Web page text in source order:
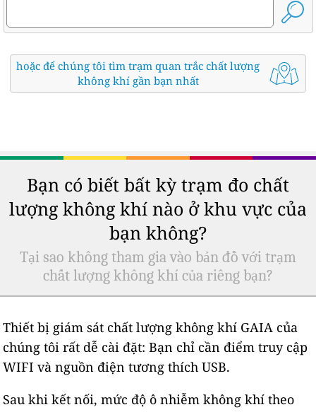
hoặc để chúng tôi tìm trạm quan trắc chất lượng
không khí gần bạn nhất
Bạn có biết bất kỳ trạm đo chất
lượng không khí nào ở khu vực của
bạn không?
Tại sao không tham gia vào bản đồ với trạm
chất lượng không khí của riêng bạn?
Thiết bị giám sát chất lượng không khí GAIA của
chúng tôi rất dễ cài đặt: Bạn chỉ cần điểm truy cập
WIFI và nguồn điện tương thích USB.
Sau khi kết nối, mức độ ô nhiễm không khí theo